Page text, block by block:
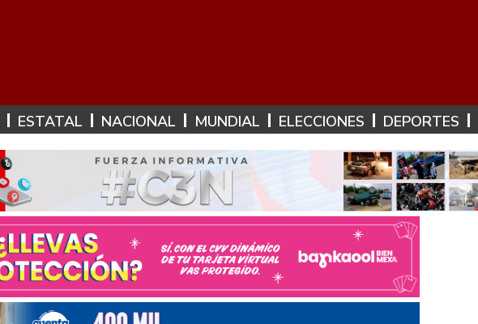
ESTATAL NACIONAL MUNDIAL ELECCIONES DEPORTES